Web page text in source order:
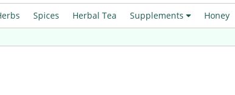
Spices Herbal Tea Supplements Honey